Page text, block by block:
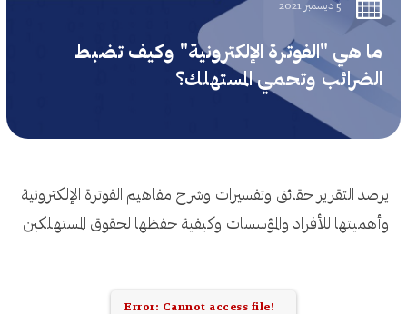
5 ديسمبر 2021
ما هي "الفوترة الإلكترونية" وكيف تضبط
الضرائب وتحمي المستهلك؟
يرصد التقرير حقائق وتفسيرات وشرح مفاهيم الفوترة الإلكترونية
وأهميتها للأفراد والمؤسسات وكيفية حفظها لحقوق المستهلكين
Error: Cannot access file!